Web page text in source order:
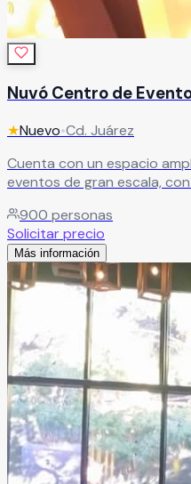
Nuvó Centro de
★Nuevo•Cd. Juárez
Cuenta con un espacio
eventos de gran escala,
cada etapa para hacer
detalle para una experiencia
900 personas
Solicitar precio
Más información